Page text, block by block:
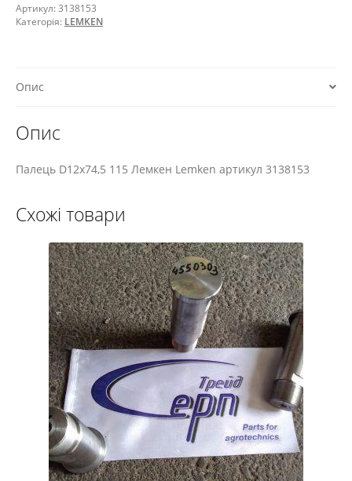
Артикул:3138153
Категорія: LEMKEN
Опис
Опис
Палець D12x74,5 115 Лемкен Lemken артикул 3138153
Схожі товари